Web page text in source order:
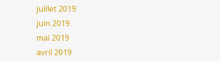
juillet 2019
juin 2019
mai 2019
avril 2019